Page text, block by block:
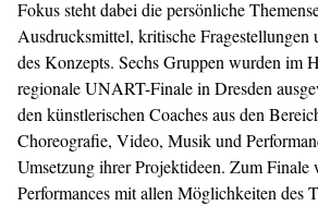
Fokus steht dabei die persönliche
Ausdrucksmittel, kritische
des Konzepts. Sechs Gruppen wurden im
regionale UNART-Finale in Dresden
den künstlerischen Coaches aus den
Choreografie, Video, Musik und
Umsetzung ihrer Projektideen. Zum Finale
Performances mit allen Möglichkeiten des